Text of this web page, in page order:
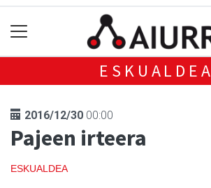
ESKUALDEA
2016/12/30 00:00
Pajeen irteera
ESKUALDEA